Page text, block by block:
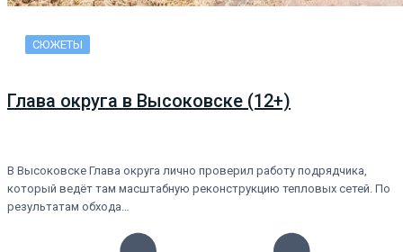
СЮЖЕТЫ
Глава округа в Высоковске (12+)
В Высоковске Глава округа лично проверил работу подрядчика,
который ведёт там масштабную реконструкцию тепловых сетей. По
результатам обхода…